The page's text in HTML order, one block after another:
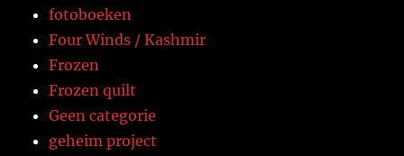
fotoboeken
Four Winds / Kashmir
Frozen
Frozen quilt
Geen categorie
geheim project